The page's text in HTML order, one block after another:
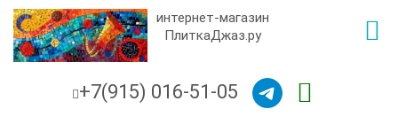
интернет-магазин
ПлиткаДжаз.ру
+7(915) 016-51-05